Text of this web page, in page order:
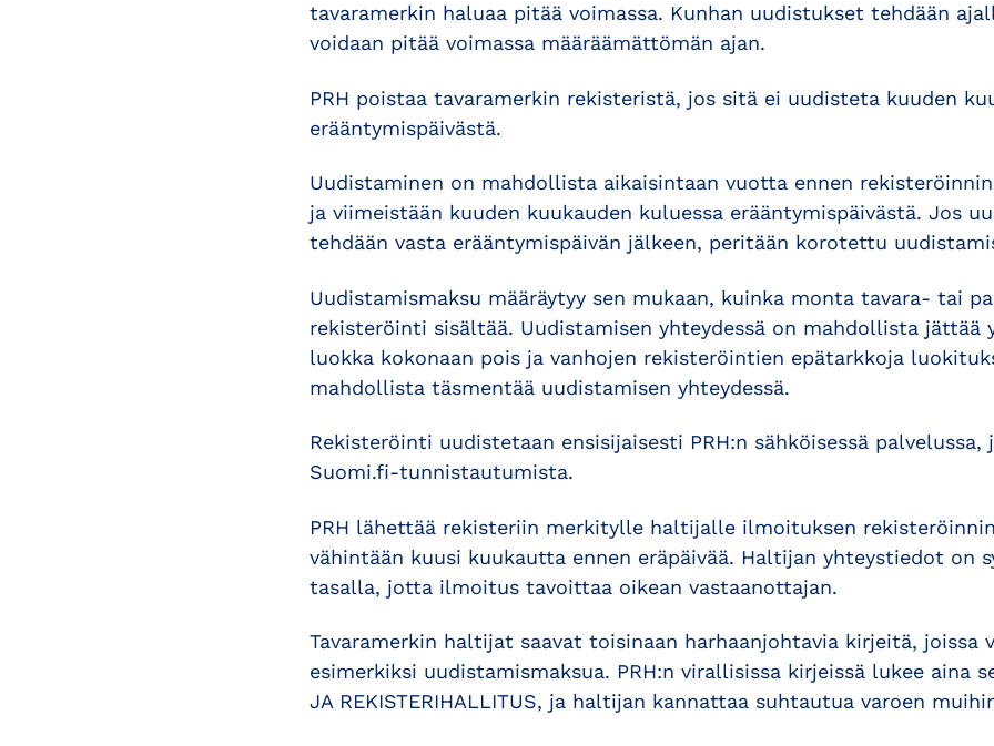
tavaramerkin haluaa pitää voimassa. Kunhan uudistukset tehdään
voidaan pitää voimassa määräämättömän ajan.
PRH poistaa tavaramerkin rekisteristä, jos sitä ei uudisteta kuuden
erääntymispäivästä.
Uudistaminen on mahdollista aikaisintaan vuotta ennen
ja viimeistään kuuden kuukauden kuluessa erääntymispäivästä. Jos
tehdään vasta erääntymispäivän jälkeen, peritään korotettu
Uudistamismaksu määräytyy sen mukaan, kuinka monta tavara- tai
rekisteröinti sisältää. Uudistamisen yhteydessä on mahdollista jättää
luokka kokonaan pois ja vanhojen rekisteröintien epätarkkoja
mahdollista täsmentää uudistamisen yhteydessä.
Rekisteröinti uudistetaan ensisijaisesti PRH:n sähköisessä
Suomi.fi-tunnistautumista.
PRH lähettää rekisteriin merkitylle haltijalle ilmoituksen
vähintään kuusi kuukautta ennen eräpäivää. Haltijan yhteystiedot on
tasalla, jotta ilmoitus tavoittaa oikean vastaanottajan.
Tavaramerkin haltijat saavat toisinaan harhaanjohtavia kirjeitä, joissa
esimerkiksi uudistamismaksua. PRH:n virallisissa kirjeissä lukee aina
JA REKISTERIHALLITUS, ja haltijan kannattaa suhtautua varoen